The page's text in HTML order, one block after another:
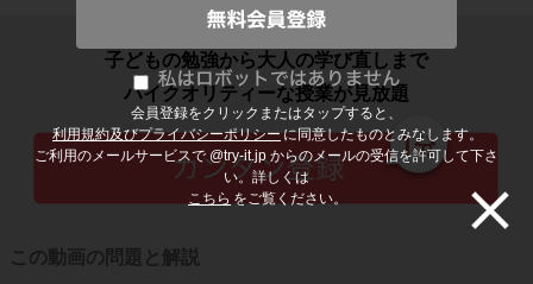
会員登録をクリックまたはタップすると、
利用規約及びプライバシーポリシーに同意したものとみなします。
ご利用のメールサービスで @try-it.jp からのメールの受信を許可して下さ
い。詳しくは
こちら をご覧ください。
子どもの勉強から大人の学び直しまで
ハイクオリティーな授業が見放題
この動画の問題と解説